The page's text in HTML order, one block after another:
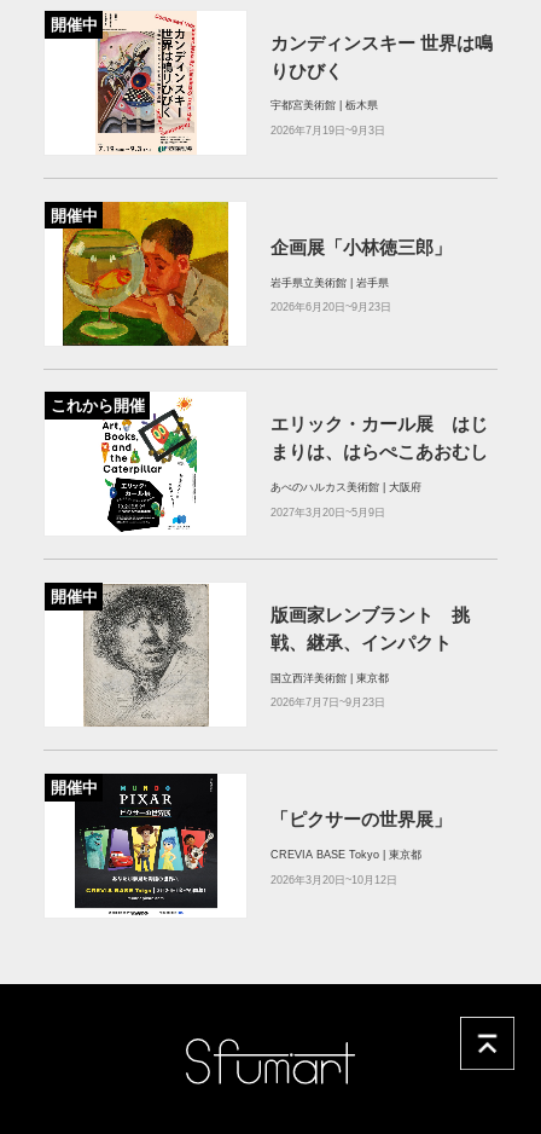
開催中
カンディンスキー 世界は鳴
りひびく
宇都宮美術館 | 栃木県
2026年7月19日~9月3日
開催中
企画展「小林徳三郎」
岩手県立美術館 | 岩手県
2026年6月20日~9月23日
これから開催
エリック・カール展 はじ
まりは、はらぺこあおむし
あべのハルカス美術館 | 大阪府
2027年3月20日~5月9日
開催中
版画家レンブラント 挑
戦、継承、インパクト
国立西洋美術館 | 東京都
2026年7月7日~9月23日
開催中
「ピクサーの世界展」
CREVIA BASE Tokyo | 東京都
2026年3月20日~10月12日